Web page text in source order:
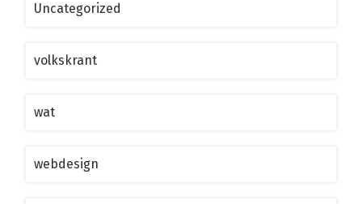
Uncategorized
volkskrant
wat
webdesign